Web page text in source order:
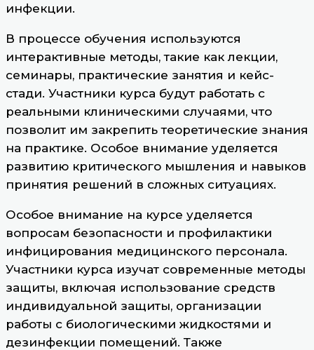
инфекции.
В процессе обучения используются
интерактивные методы, такие как лекции,
семинары, практические занятия и кейс-
стади. Участники курса будут работать с
реальными клиническими случаями, что
позволит им закрепить теоретические знания
на практике. Особое внимание уделяется
развитию критического мышления и навыков
принятия решений в сложных ситуациях.
Особое внимание на курсе уделяется
вопросам безопасности и профилактики
инфицирования медицинского персонала.
Участники курса изучат современные методы
защиты, включая использование средств
индивидуальной защиты, организации
работы с биологическими жидкостями и
дезинфекции помещений. Также